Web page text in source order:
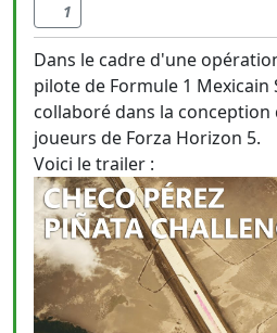
1
Dans le cadre d'une
pilote de Formule 1 Mexicain
collaboré dans la
joueurs de Forza Horizon 5.
Voici le trailer :